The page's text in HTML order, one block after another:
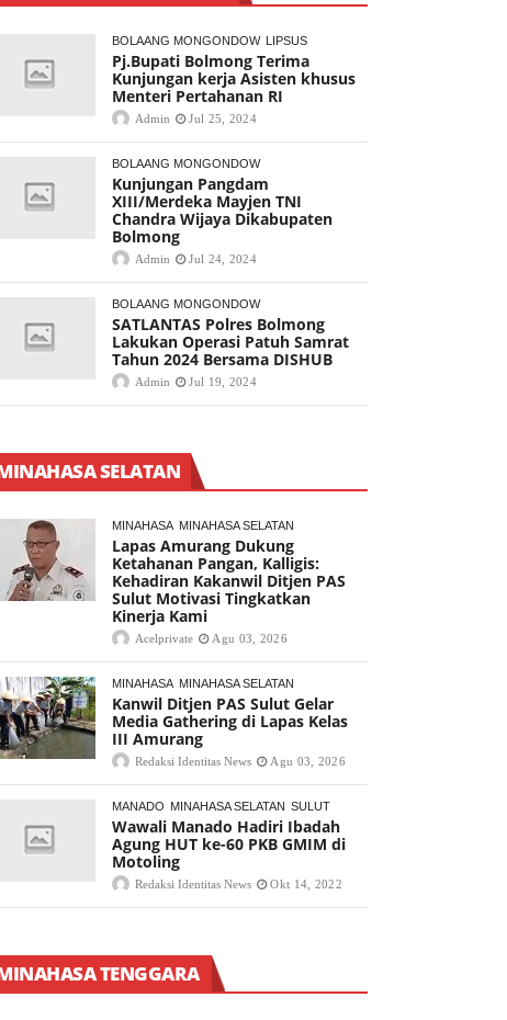
BOLAANG MONGONDOW LIPSUS
Pj.Bupati Bolmong Terima
Kunjungan kerja Asisten khusus
Menteri Pertahanan RI
Admin Jul 25, 2024
BOLAANG MONGONDOW
Kunjungan Pangdam
XIII/Merdeka Mayjen TNI
Chandra Wijaya Dikabupaten
Bolmong
Admin Jul 24, 2024
BOLAANG MONGONDOW
SATLANTAS Polres Bolmong
Lakukan Operasi Patuh Samrat
Tahun 2024 Bersama DISHUB
Admin Jul 19, 2024
SELATAN
MINAHASA MINAHASA SELATAN
Lapas Amurang Dukung
Ketahanan Pangan, Kalligis:
Kehadiran Kakanwil Ditjen PAS
Sulut Motivasi Tingkatkan
Kinerja Kami
Acelprivate Agu 03, 2026
MINAHASA MINAHASA SELATAN
Kanwil Ditjen PAS Sulut Gelar
Media Gathering di Lapas Kelas
III Amurang
Redaksi Identitas News Agu 03, 2026
MANADO MINAHASA SELATAN SULUT
Wawali Manado Hadiri Ibadah
Agung HUT ke-60 PKB GMIM di
Motoling
Redaksi Identitas News Okt 14, 2022
TENGGARA